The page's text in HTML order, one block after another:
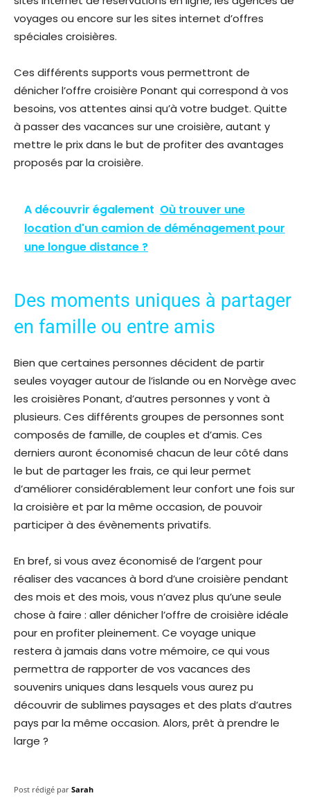
voyages ou encore sur les sites internet d’offres
spéciales croisières.
Ces différents supports vous permettront de
dénicher l’offre croisière Ponant qui correspond à vos
besoins, vos attentes ainsi qu’à votre budget. Quitte
à passer des vacances sur une croisière, autant y
mettre le prix dans le but de profiter des avantages
proposés par la croisière.
A découvrir également Où trouver une
location d'un camion de déménagement pour
une longue distance ?
Des moments uniques à partager
en famille ou entre amis
Bien que certaines personnes décident de partir
seules voyager autour de l’islande ou en Norvège avec
les croisières Ponant, d’autres personnes y vont à
plusieurs. Ces différents groupes de personnes sont
composés de famille, de couples et d’amis. Ces
derniers auront économisé chacun de leur côté dans
le but de partager les frais, ce qui leur permet
d’améliorer considérablement leur confort une fois sur
la croisière et par la même occasion, de pouvoir
participer à des évènements privatifs.
En bref, si vous avez économisé de l’argent pour
réaliser des vacances à bord d’une croisière pendant
des mois et des mois, vous n’avez plus qu’une seule
chose à faire : aller dénicher l’offre de croisière idéale
pour en profiter pleinement. Ce voyage unique
restera à jamais dans votre mémoire, ce qui vous
permettra de rapporter de vos vacances des
souvenirs uniques dans lesquels vous aurez pu
découvrir de sublimes paysages et des plats d’autres
pays par la même occasion. Alors, prêt à prendre le
large ?
Post rédigé par Sarah